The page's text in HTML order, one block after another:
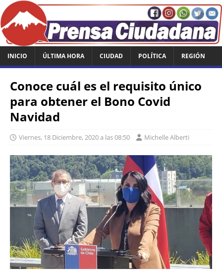
INICIO ÚLTIMA HORA CIUDAD POLÍTICA REGIÓN
Conoce cuál es el requisito único
para obtener el Bono Covid
Navidad
Viernes, 18 Diciembre, 2020 a las 08:50 Michelle Alberti